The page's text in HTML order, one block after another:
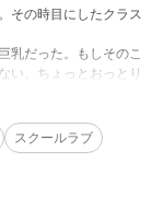
その時目にしたクラス
乳だった。もしそのこ
い。ちょっとおっとり
がばれないように奮闘
スクールラブ